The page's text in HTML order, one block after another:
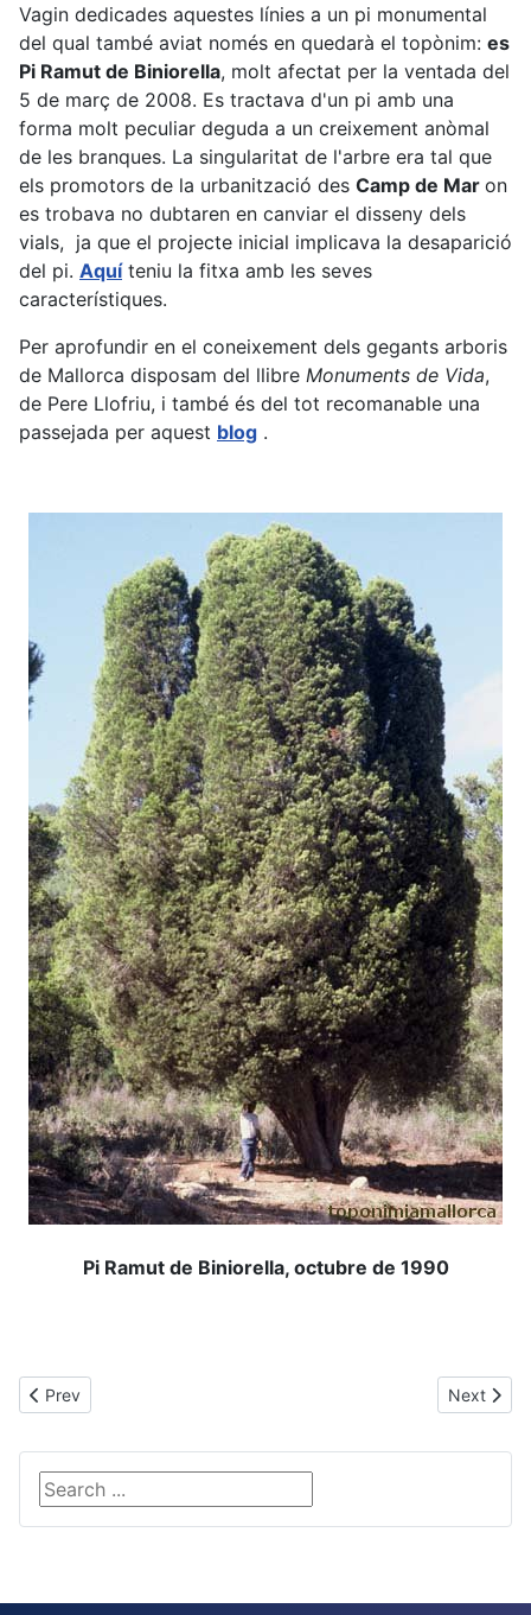
Vagin dedicades aquestes línies a un pi monumental
del qual també aviat només en quedarà el topònim: es
Pi Ramut de Biniorella, molt afectat per la ventada del
5 de març de 2008. Es tractava d'un pi amb una
forma molt peculiar deguda a un creixement anòmal
de les branques. La singularitat de l'arbre era tal que
els promotors de la urbanització des Camp de Mar on
es trobava no dubtaren en canviar el disseny dels
vials, ja que el projecte inicial implicava la desaparició
del pi. Aquíteniu la fitxa amb les seves
característiques.
Per aprofundir en el coneixement dels gegants arboris
de Mallorca disposam del llibre Monuments de Vida,
de Pere Llofriu, i també és del tot recomanable una
passejada per aquest blog .
Pi Ramut de Biniorella, octubre de 1990
Previous article: Pòpia
Prev Next
Next
Search ...